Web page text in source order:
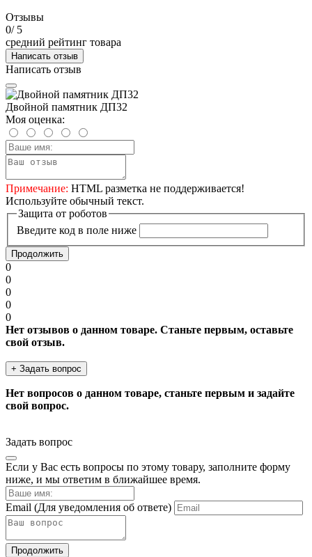
Отзывы
0/ 5
средний рейтинг товара
Написать отзыв
Написать отзыв
Двойной памятник ДП32
Моя оценка:
Примечание: HTML разметка не поддерживается!
Используйте обычный текст.
Защита от роботов
Введите код в поле ниже
Продолжить
0
0
0
0
0
Нет отзывов о данном товаре. Станьте первым, оставьте
свой отзыв.
+ Задать вопрос
Нет вопросов о данном товаре, станьте первым и задайте
свой вопрос.
Задать вопрос
Если у Вас есть вопросы по этому товару, заполните форму
ниже, и мы ответим в ближайшее время.
Email (Для уведомления об ответе)
Продолжить